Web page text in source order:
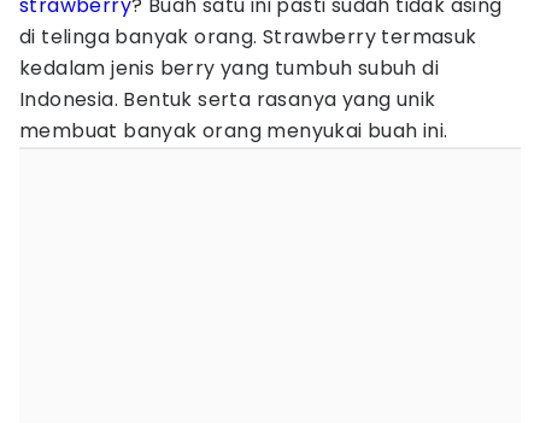
di telinga banyak orang. Strawberry termasuk
kedalam jenis berry yang tumbuh subuh di
Indonesia. Bentuk serta rasanya yang unik
membuat banyak orang menyukai buah ini.